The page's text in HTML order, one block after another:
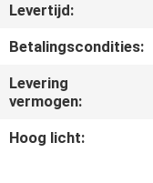
CONTACT
MET
ONS
Levertijd:
Betalingscondities:
Levering
vermogen:
Hoog licht: